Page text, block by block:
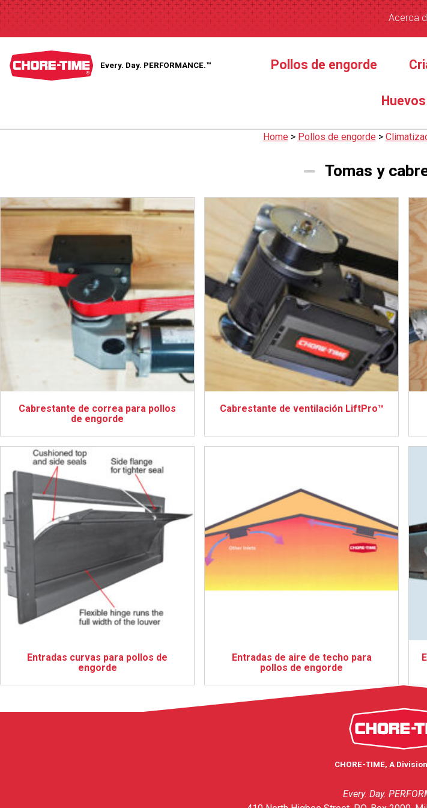
Acerca
Every. Day. PERFORMANCE.™ Pollos de engorde
Huevos
Home> Pollos de engorde>
Tomas y
Cabrestante de correa para pollos
de engorde
Cabrestante de ventilación LiftPro™
Entradas curvas para pollos de
engorde
Entradas de aire de techo para
pollos de engorde
CHORE-TIME, A
Every. Day.